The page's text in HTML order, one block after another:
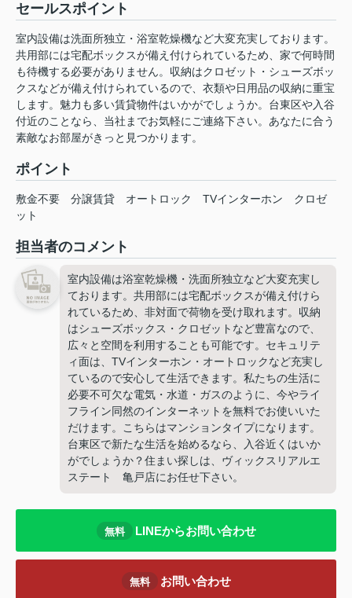
セールスポイント
室内設備は洗面所独立・浴室乾燥機など大変充実しております。
共用部には宅配ボックスが備え付けられているため、家で何時間
も待機する必要がありません。収納はクロゼット・シューズボッ
クスなどが備え付けられているので、衣類や日用品の収納に重宝
します。魅力も多い賃貸物件はいかがでしょうか。台東区や入谷
付近のことなら、当社までお気軽にご連絡下さい。あなたに合う
素敵なお部屋がきっと見つかります。
ポイント
敷金不要 分譲賃貸 オートロック TVインターホン
クロゼ
ット
担当者のコメント
室内設備は浴室乾燥機・洗面所独立など大変充実し
ております。共用部には宅配ボックスが備え付けら
れているため、非対面で荷物を受け取れます。収納
はシューズボックス・クロゼットなど豊富なので、
広々と空間を利用することも可能です。セキュリテ
ィ面は、TVインターホン・オートロックなど充実し
ているので安心して生活できます。私たちの生活に
必要不可欠な電気・水道・ガスのように、今やライ
フライン同然のインターネットを無料でお使いいた
だけます。こちらはマンションタイプになります。
台東区で新たな生活を始めるなら、入谷近くはいか
がでしょうか？住まい探しは、ヴィックスリアルエ
ステート 亀戸店にお任せ下さい。
無料 LINEからお問い合わせ
無料 お問い合わせ